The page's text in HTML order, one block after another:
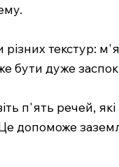
різних текстур:
бути дуже
п'ять речей,
Це допоможе